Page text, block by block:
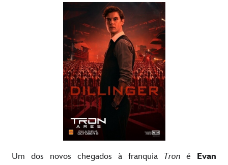
Um dos novos chegados à franquia Tron é Evan